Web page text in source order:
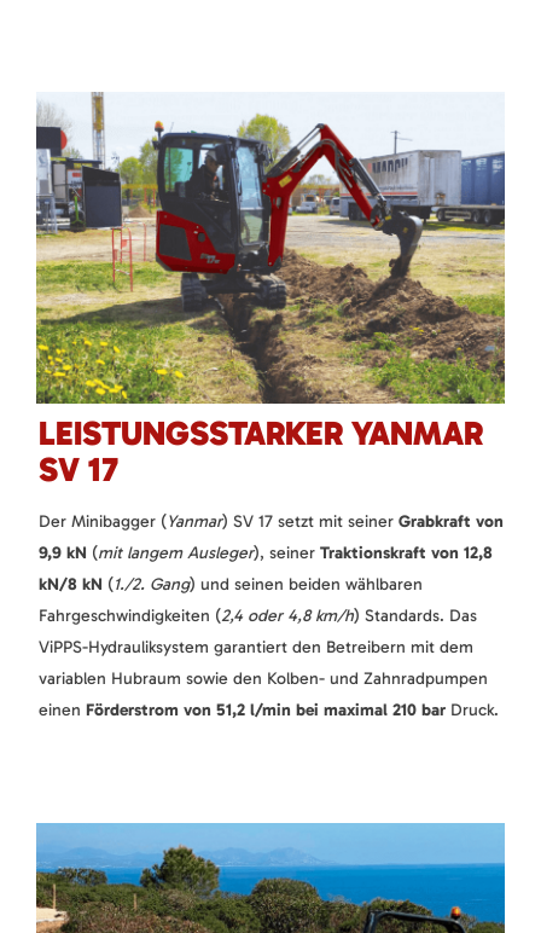
LEISTUNGSSTARKER YANMAR
SV 17
Der Minibagger (Yanmar) SV 17 setzt mit seiner Grabkraft von
9,9 kN (mit langem Ausleger), seiner Traktionskraft von 12,8
kN/8 kN (1./2. Gang) und seinen beiden wählbaren
Fahrgeschwindigkeiten (2,4 oder 4,8 km/h) Standards. Das
ViPPS-Hydrauliksystem garantiert den Betreibern mit dem
variablen Hubraum sowie den Kolben- und Zahnradpumpen
einen Förderstrom von 51,2 l/min bei maximal 210 bar Druck.